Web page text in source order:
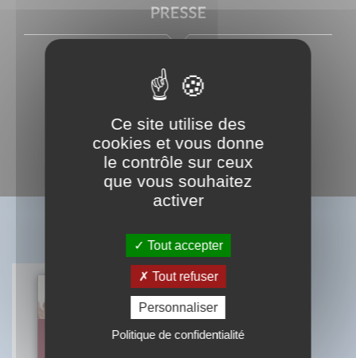
PRESSE
BIBLIOGRAPHIE
L'art de guérir
Franz Reichle
Ce site utilise des
cookies et vous donne
le contrôle sur ceux
que vous souhaitez
activer
Tout accepter
Tout refuser
Personnaliser
Politique de confidentialité